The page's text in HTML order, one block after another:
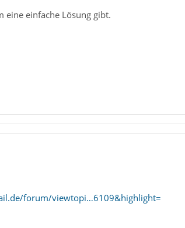
eine einfache Lösung gibt.
forum/viewtopi…6109&highlight=